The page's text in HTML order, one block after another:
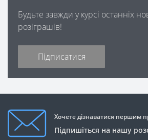
Будьте завжди у курсі останніх
розіграшів!
Підписатися
Хочете дізнаватися першим
Підпишіться на нашу